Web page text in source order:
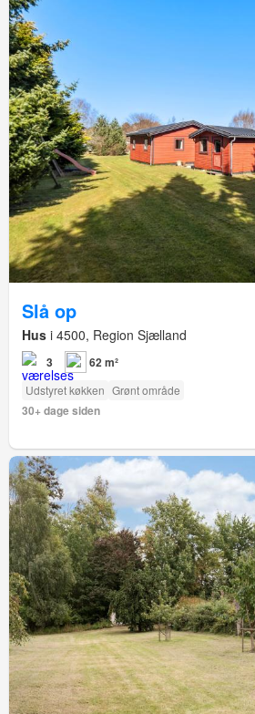
Slå op
Hus i 4500, Region Sjælland
3 62 m²
Udstyret køkken Grønt område
30+ dage siden